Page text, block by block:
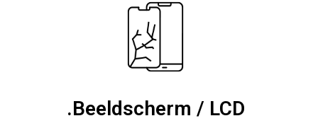
.Beeldscherm / LCD